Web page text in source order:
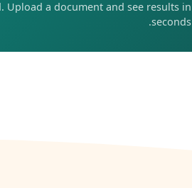
Upload a document and see results in
seconds.